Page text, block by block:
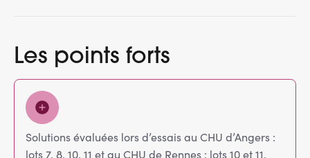
Les points forts
Solutions évaluées lors d’essais au CHU d’Angers :
lots 7, 8, 10, 11 et au CHU de Rennes : lots 10 et 11.